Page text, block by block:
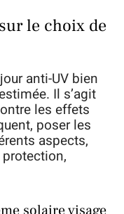
le choix de
anti-UV bien
Il s’agit
les effets
poser les
aspects,